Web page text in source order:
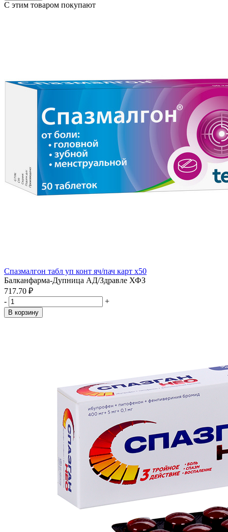
С этим товаром покупают
Спазмалгон табл уп конт яч/пач карт x50
Балканфарма-Дупница АД/Здравле ХФЗ
717.70 ₽
-
+
В корзину